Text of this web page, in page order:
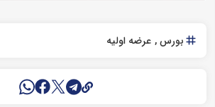
بورس عرضه اولیه